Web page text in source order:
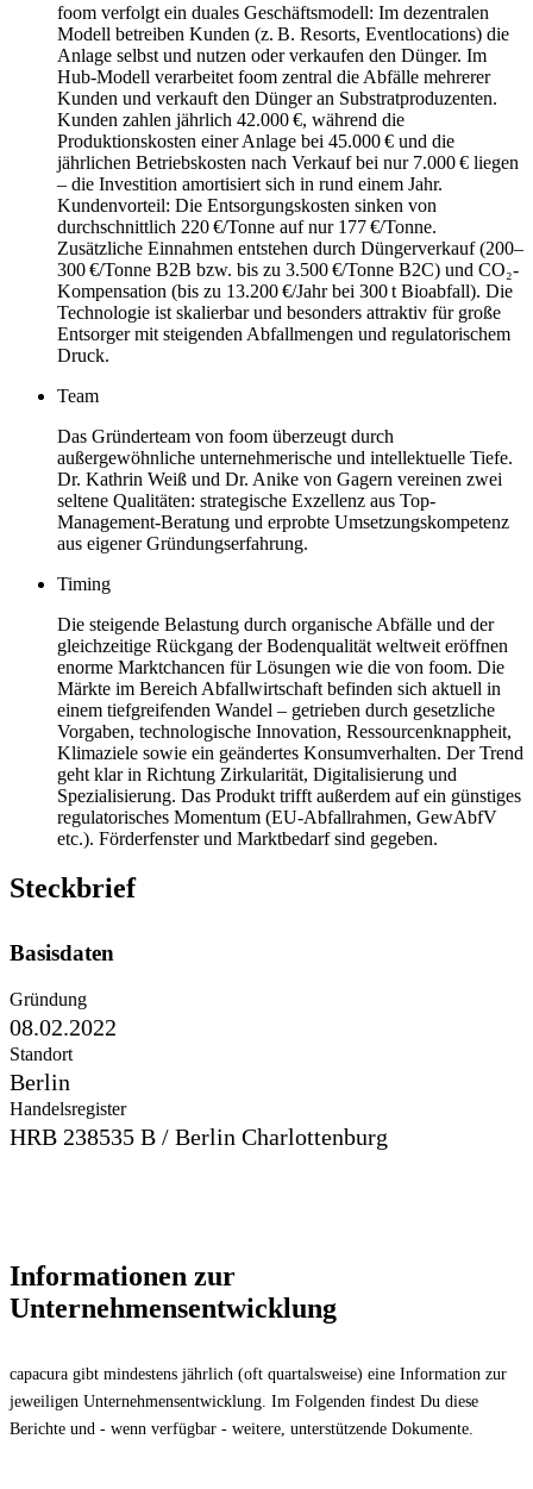
foom verfolgt ein duales Geschäftsmodell: Im dezentralen
Modell betreiben Kunden (z. B. Resorts, Eventlocations) die
Anlage selbst und nutzen oder verkaufen den Dünger. Im
Hub-Modell verarbeitet foom zentral die Abfälle mehrerer
Kunden und verkauft den Dünger an Substratproduzenten.
Kunden zahlen jährlich 42.000 €, während die
Produktionskosten einer Anlage bei 45.000 € und die
jährlichen Betriebskosten nach Verkauf bei nur 7.000 € liegen
– die Investition amortisiert sich in rund einem Jahr.
Kundenvorteil: Die Entsorgungskosten sinken von
durchschnittlich 220 €/Tonne auf nur 177 €/Tonne.
Zusätzliche Einnahmen entstehen durch Düngerverkauf (200–
300 €/Tonne B2B bzw. bis zu 3.500 €/Tonne B2C) und CO₂-
Kompensation (bis zu 13.200 €/Jahr bei 300 t Bioabfall). Die
Technologie ist skalierbar und besonders attraktiv für große
Entsorger mit steigenden Abfallmengen und regulatorischem
Druck.
Team
Das Gründerteam von foom überzeugt durch
außergewöhnliche unternehmerische und intellektuelle Tiefe.
Dr. Kathrin Weiß und Dr. Anike von Gagern vereinen zwei
seltene Qualitäten: strategische Exzellenz aus Top-
Management-Beratung und erprobte Umsetzungskompetenz
aus eigener Gründungserfahrung.
Timing
Die steigende Belastung durch organische Abfälle und der
gleichzeitige Rückgang der Bodenqualität weltweit eröffnen
enorme Marktchancen für Lösungen wie die von foom. Die
Märkte im Bereich Abfallwirtschaft befinden sich aktuell in
einem tiefgreifenden Wandel – getrieben durch gesetzliche
Vorgaben, technologische Innovation, Ressourcenknappheit,
Klimaziele sowie ein geändertes Konsumverhalten. Der Trend
geht klar in Richtung Zirkularität, Digitalisierung und
Spezialisierung. Das Produkt trifft außerdem auf ein günstiges
regulatorisches Momentum (EU-Abfallrahmen, GewAbfV
etc.). Förderfenster und Marktbedarf sind gegeben.
Steckbrief
Basisdaten
Gründung
08.02.2022
Standort
Berlin
Handelsregister
HRB 238535 B / Berlin Charlottenburg
Informationen zur
Unternehmensentwicklung
capacura gibt mindestens jährlich (oft quartalsweise) eine Information zur
jeweiligen Unternehmensentwicklung. Im Folgenden findest Du diese
Berichte und - wenn verfügbar - weitere, unterstützende Dokumente.